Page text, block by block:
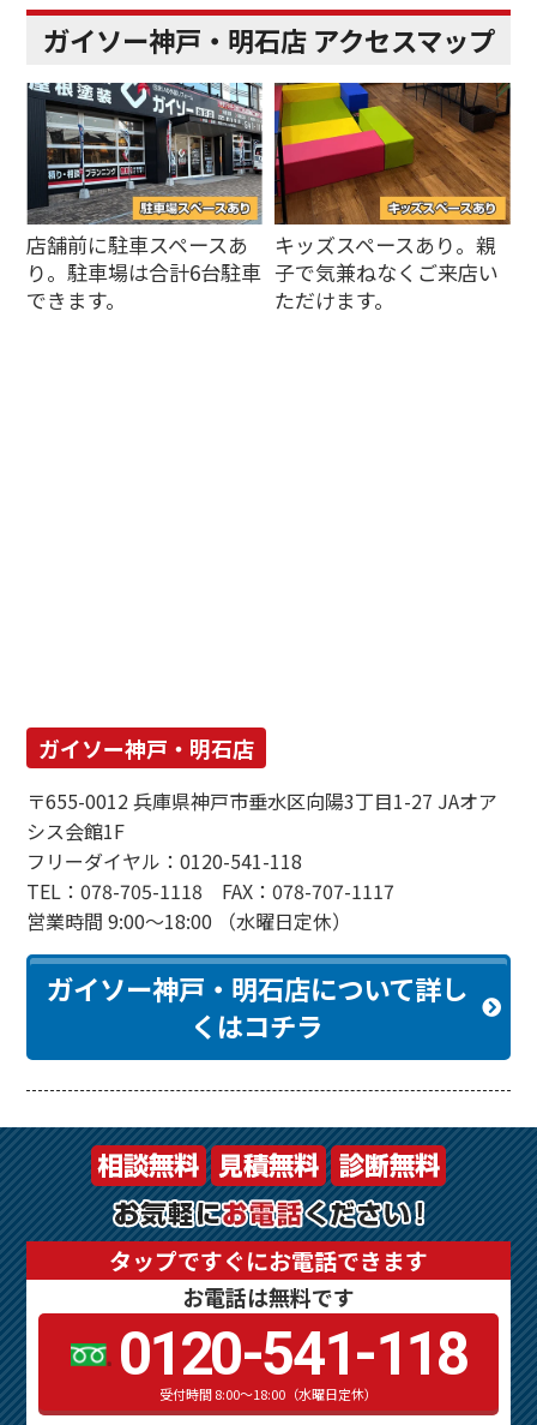
ガイソー神戸・明石店 アクセスマップ
店舗前に駐車スペースあ
り。駐車場は合計6台駐車
できます。
キッズスペースあり。親
子で気兼ねなくご来店い
ただけます。
ガイソー神戸・明石店
〒655-0012 兵庫県神戸市垂水区向陽3丁目1-27 JAオア
シス会館1F
フリーダイヤル：0120-541-118
TEL：078-705-1118 FAX：078-707-1117
営業時間 9:00～18:00 （水曜日定休）
ガイソー神戸・明石店について詳し
くはコチラ
タップですぐにお電話できます
お電話は無料です
0120-541-118
受付時間 8:00～18:00（水曜日定休）